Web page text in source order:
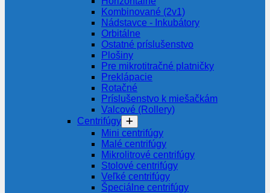
Kombinované (2v1)
Nádstavce - Inkubátory
Orbitálne
Ostatné príslušenstvo
Plošiny
Pre mikrotitračné platničky
Preklápacie
Rotačné
Príslušenstvo k miešačkám
Valcové (Rollery)
Centrifúgy
Mini centrifúgy
Malé centrifúgy
Mikrolitrové centrifúgy
Stolové centrifúgy
Veľké centrifúgy
Špeciálne centrifúgy